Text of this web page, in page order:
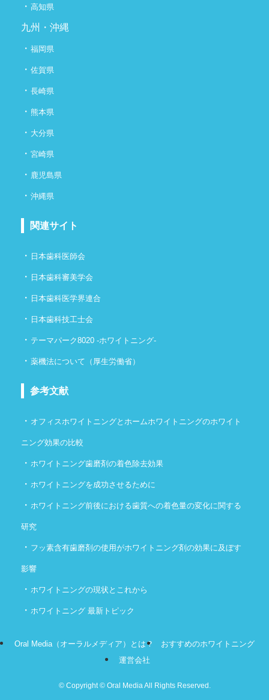
・ 高知県
九州・沖縄
・ 福岡県
・ 佐賀県
・ 長崎県
・ 熊本県
・ 大分県
・ 宮崎県
・ 鹿児島県
・ 沖縄県
関連サイト
・ 日本歯科医師会
・ 日本歯科審美学会
・ 日本歯科医学界連合
・ 日本歯科技工士会
・ テーマパーク8020 -ホワイトニング-
・ 薬機法について（厚生労働省）
参考文献
・ オフィスホワイトニングとホームホワイトニングのホワイト
ニング効果の比較
・ ホワイトニング歯磨剤の着色除去効果
・ ホワイトニングを成功させるために
・ ホワイトニング前後における歯質への着色量の変化に関する
研究
・ フッ素含有歯磨剤の使用がホワイトニング剤の効果に及ぼす
影響
・ ホワイトニングの現状とこれから
・ ホワイトニング 最新トピック
Oral Media（オーラルメディア）とは？
おすすめのホワイトニング
運営会社
©Copyright © Oral Media All Rights Reserved.